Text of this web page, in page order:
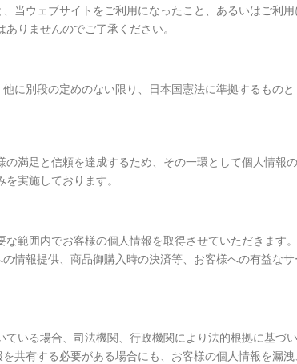
当ウェブサイトをご利用になったこと、あるいはご利
りませんのでご了承ください。
に別段の定めのない限り、日本国憲法に準拠するものと
満足と信頼を達成するため、その一環として個人情報
実施しております。
範囲内でお客様の個人情報を取得させていただきます。
情報提供、商品御購入時の決済等、お客様への有益な
いる場合、司法機関、行政機関により法的根拠に基づ
共有する必要がある場合にも、お客様の個人情報を漏